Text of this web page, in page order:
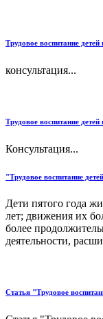
Трудовое воспитание детей
консультация...
Трудовое воспитание детей
Консультация...
"Трудовое воспитание
Дети пятого года
лет; движения их
более
деятельности,
Статья "Трудовое